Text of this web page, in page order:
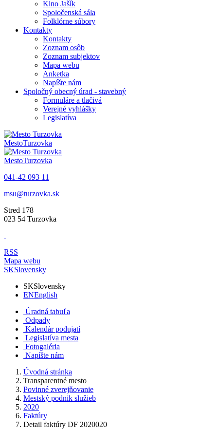
Kino Jašík
Spoločenská sála
Folklórne súbory
Kontakty
Kontakty
Zoznam osôb
Zoznam subjektov
Mapa webu
Anketka
Napíšte nám
Spoločný obecný úrad - stavebný
Formuláre a tlačivá
Verejné vyhlášky
Legislatíva
MestoTurzovka
MestoTurzovka
041-42 093 11
msu@turzovka.sk
Stred 178
023 54 Turzovka
RSS
Mapa webu
SKSlovensky
SKSlovensky
ENEnglish
Úradná tabuľa
Odpady
Kalendár podujatí
Legislatíva mesta
Fotogaléria
Napíšte nám
Úvodná stránka
Transparentné mesto
Povinné zverejňovanie
Mestský podnik služieb
2020
Faktúry
Detail faktúry DF 2020020